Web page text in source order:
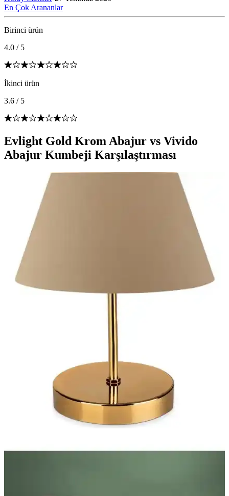
En Çok Arananlar
Birinci ürün
4.0 / 5
İkinci ürün
3.6 / 5
Evlight Gold Krom Abajur vs Vivido
Abajur Kumbeji Karşılaştırması